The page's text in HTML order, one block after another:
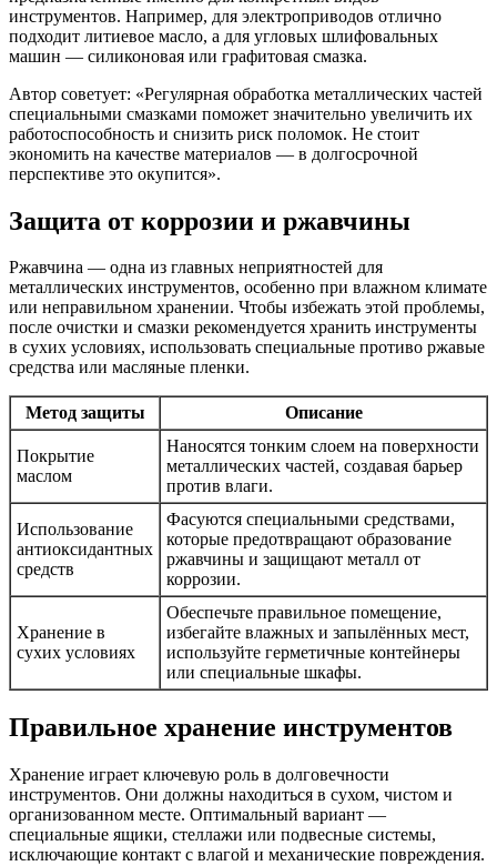
инструментов. Например, для электроприводов отлично
подходит литиевое масло, а для угловых шлифовальных
машин — силиконовая или графитовая смазка.
Автор советует: «Регулярная обработка металлических частей
специальными смазками поможет значительно увеличить их
работоспособность и снизить риск поломок. Не стоит
экономить на качестве материалов — в долгосрочной
перспективе это окупится».
Защита от коррозии и ржавчины
Ржавчина — одна из главных неприятностей для
металлических инструментов, особенно при влажном климате
или неправильном хранении. Чтобы избежать этой проблемы,
после очистки и смазки рекомендуется хранить инструменты
в сухих условиях, использовать специальные противо ржавые
средства или масляные пленки.
Метод защиты Описание
Покрытие
маслом
Наносятся тонким слоем на поверхности
металлических частей, создавая барьер
против влаги.
Использование
антиоксидантных
средств
Фасуются специальными средствами,
которые предотвращают образование
ржавчины и защищают металл от
коррозии.
Хранение в
сухих условиях
Обеспечьте правильное помещение,
избегайте влажных и запылённых мест,
используйте герметичные контейнеры
или специальные шкафы.
Правильное хранение инструментов
Хранение играет ключевую роль в долговечности
инструментов. Они должны находиться в сухом, чистом и
организованном месте. Оптимальный вариант —
специальные ящики, стеллажи или подвесные системы,
исключающие контакт с влагой и механические повреждения.